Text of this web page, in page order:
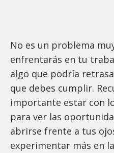
No es un problema
enfrentarás en tu
algo que podría
que debes cumplir.
importante estar con
para ver las
abrirse frente a tus
experimentar más en